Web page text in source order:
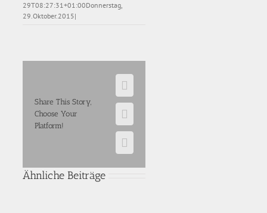
29T08:27:31+01:00Donnerstag,
29.Oktober.2015|
Share This Story,
Choose Your
Platform!
Facebook
E-
Mail
WhatsApp
Ähnliche Beiträge